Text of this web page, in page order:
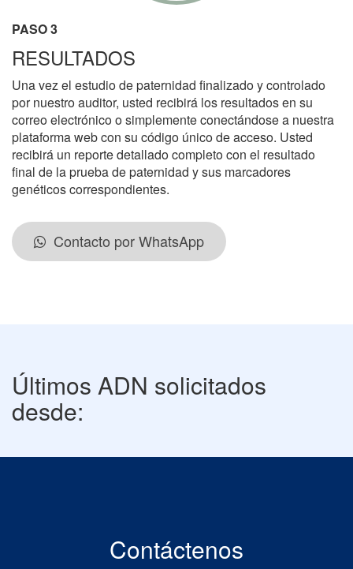
PASO 3
RESULTADOS
Una vez el estudio de paternidad finalizado y controlado
por nuestro auditor, usted recibirá los resultados en su
correo electrónico o simplemente conectándose a nuestra
plataforma web con su código único de acceso. Usted
recibirá un reporte detallado completo con el resultado
final de la prueba de paternidad y sus marcadores
genéticos correspondientes.
Contacto por WhatsApp
Últimos ADN solicitados
desde:
Contáctenos